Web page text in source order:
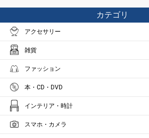
カテゴリ
アクセサリー
雑貨
ファッション
本・CD・DVD
インテリア・時計
スマホ・カメラ